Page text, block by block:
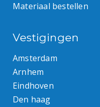
Materiaal bestellen
Vestigingen
Amsterdam
Arnhem
Eindhoven
Den haag